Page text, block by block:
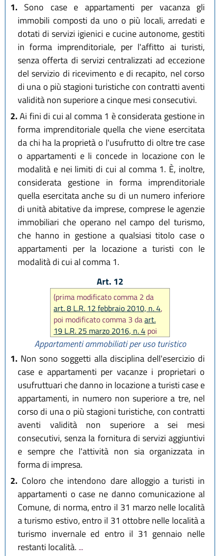
1. Sono case e appartamenti per vacanza gli
immobili composti da uno o più locali, arredati e
dotati di servizi igienici e cucine autonome, gestiti
in forma imprenditoriale, per l'affitto ai turisti,
senza offerta di servizi centralizzati ad eccezione
del servizio di ricevimento e di recapito, nel corso
di una o più stagioni turistiche con contratti aventi
validità non superiore a cinque mesi consecutivi.
2.Ai fini di cui al comma 1 è considerata gestione in
forma imprenditoriale quella che viene esercitata
da chi ha la proprietà o l'usufrutto di oltre tre case
o appartamenti e li concede in locazione con le
modalità e nei limiti di cui al comma 1. È, inoltre,
considerata gestione in forma imprenditoriale
quella esercitata anche su di un numero inferiore
di unità abitative da imprese, comprese le agenzie
immobiliari che operano nel campo del turismo,
che hanno in gestione a qualsiasi titolo case o
appartamenti per la locazione a turisti con le
modalità di cui al comma 1.
Art. 12
(prima modificato comma 2 da
art. 8 L.R. 12 febbraio 2010, n. 4,
poi modificato comma 3 daart.
19 L.R. 25 marzo 2016, n. 4 poi
daart. 10 L.R. 27 dicembre 2017,
Appartamenti ammobiliati per uso turistico
1. Non sono soggetti alla disciplina dell'esercizio di
case e appartamenti per vacanze i proprietari o
usufruttuari che danno in locazione a turisti case e
appartamenti, in numero non superiore a tre, nel
corso di una o più stagioni turistiche, con contratti
aventi validità non superiore a sei mesi
consecutivi, senza la fornitura di servizi aggiuntivi
e sempre che l'attività non sia organizzata in
forma di impresa.
2. Coloro che intendono dare alloggio a turisti in
appartamenti o case ne danno comunicazione al
Comune, di norma, entro il 31 marzo nelle località
a turismo estivo, entro il 31 ottobre nelle località a
turismo invernale ed entro il 31 gennaio nelle
restanti località. ...